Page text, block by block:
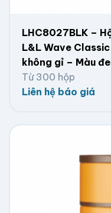
LHC8027BLK –
L&L Wave
không gỉ – Màu
Từ 300 hộp
Liên hệ báo giá